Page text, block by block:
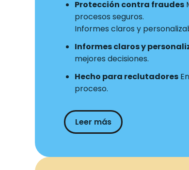
Protección contra fraudes
procesos seguros.
Informes claros y
Informes claros y
mejores decisiones.
Hecho para reclutadores
proceso.
Leer más